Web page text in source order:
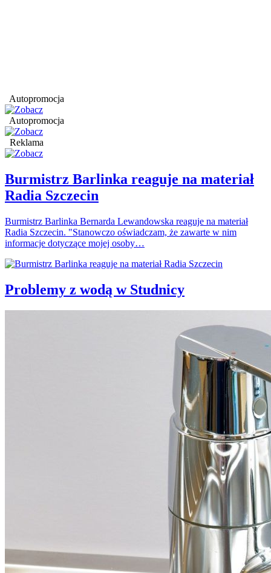
Autopromocja
Autopromocja
Reklama
Burmistrz Barlinka reaguje na materiał
Radia Szczecin
Burmistrz Barlinka Bernarda Lewandowska reaguje na materiał
Radia Szczecin. "Stanowczo oświadczam, że zawarte w nim
informacje dotyczące mojej osoby…
Problemy z wodą w Studnicy